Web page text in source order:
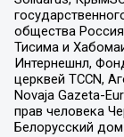
общества
Тисима и
Интернешнл,
церквей TCCN,
Novaja Gazeta-
прав человека
Белорусский